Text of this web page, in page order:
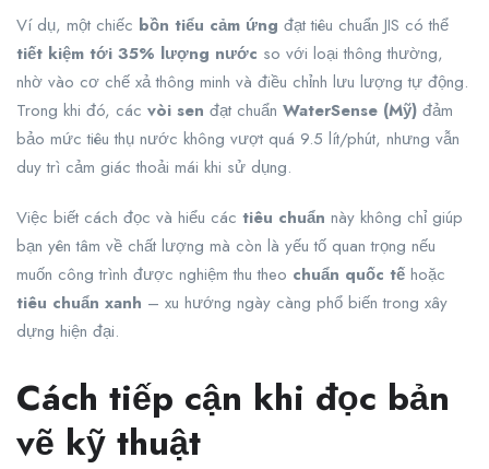
Ví dụ, một chiếc bồn tiểu cảm ứng đạt tiêu chuẩn JIS có thể
tiết kiệm tới 35% lượng nước so với loại thông thường,
nhờ vào cơ chế xả thông minh và điều chỉnh lưu lượng tự động.
Trong khi đó, các vòi sen đạt chuẩn WaterSense (Mỹ) đảm
bảo mức tiêu thụ nước không vượt quá 9.5 lít/phút, nhưng vẫn
duy trì cảm giác thoải mái khi sử dụng.
Việc biết cách đọc và hiểu các tiêu chuẩn này không chỉ giúp
bạn yên tâm về chất lượng mà còn là yếu tố quan trọng nếu
muốn công trình được nghiệm thu theo chuẩn quốc tế hoặc
tiêu chuẩn xanh – xu hướng ngày càng phổ biến trong xây
dựng hiện đại.
Cách tiếp cận khi đọc bản
vẽ kỹ thuật